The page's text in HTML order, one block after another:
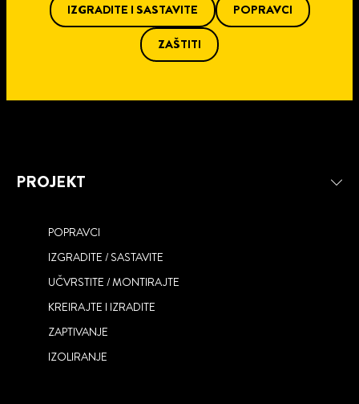
IZGRADITE I SASTAVITE
POPRAVCI
ZAŠTITI
PROJEKT
POPRAVCI
IZGRADITE / SASTAVITE
UČVRSTITE / MONTIRAJTE
KREIRAJTE I IZRADITE
ZAPTIVANJE
IZOLIRANJE